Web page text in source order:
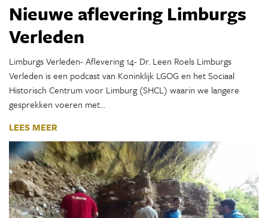
Nieuwe aflevering Limburgs
Verleden
Limburgs Verleden- Aflevering 14- Dr. Leen Roels Limburgs
Verleden is een podcast van Koninklijk LGOG en het Sociaal
Historisch Centrum voor Limburg (SHCL) waarin we langere
gesprekken voeren met…
LEES MEER